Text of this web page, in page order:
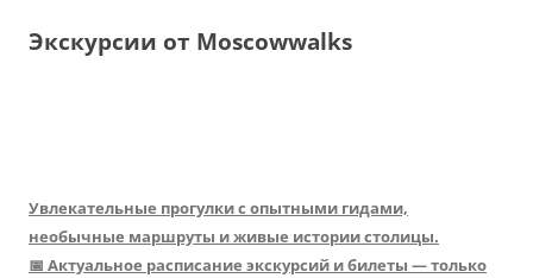
Экскурсии от Moscowwalks
Увлекательные прогулки с опытными гидами,
необычные маршруты и живые истории столицы.
📅 Актуальное расписание экскурсий и билеты — только